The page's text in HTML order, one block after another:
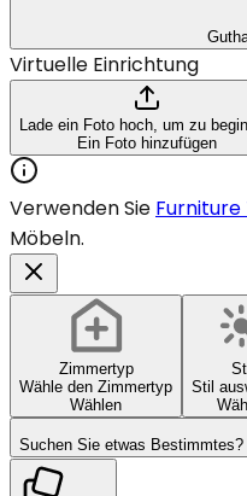
Virtuelle Einrichtung
Lade ein Foto hoch, um zu
Ein Foto hinzufügen
Verwenden Sie
Möbeln.
Zimmertyp
Wähle den Zimmertyp
Wählen
Stil
Suchen Sie etwas Bestimmtes?